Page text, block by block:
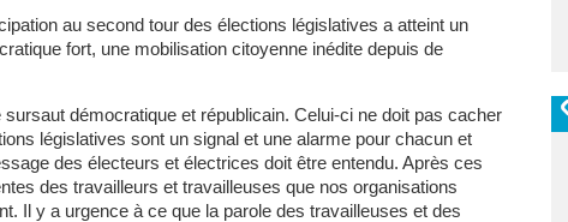
au second tour des élections législatives a atteint un
fort, une mobilisation citoyenne inédite depuis de
démocratique et républicain. Celui-ci ne doit pas cacher
législatives sont un signal et une alarme pour chacun et
des électeurs et électrices doit être entendu. Après ces
des travailleurs et travailleuses que nos organisations
Il y a urgence à ce que la parole des travailleuses et des